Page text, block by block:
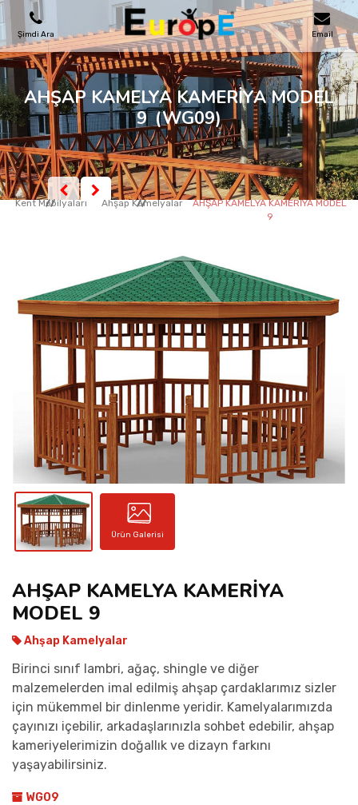
Şimdi Ara Email
OYUN PARKLARI
SKATEPARKLAR
AHŞAP EVLER
REFERANSLAR
İLETIŞIM
AHŞAP KAMELYA KAMERİYA MODEL
9 (WG09)
Kent Mobilyaları Ahşap Kamelyalar
AHŞAP KAMELYA KAMERİYA MODEL
9
Ürün Galerisi
AHŞAP KAMELYA KAMERİYA
MODEL 9
Ahşap Kamelyalar
Birinci sınıf lambri, ağaç, shingle ve diğer
malzemelerden imal edilmiş ahşap çardaklarımız sizler
için mükemmel bir dinlenme yeridir. Kamelyalarımızda
çayınızı içebilir, arkadaşlarınızla sohbet edebilir, ahşap
kameriyelerimizin doğallık ve dizayn farkını
yaşayabilirsiniz.
WG09